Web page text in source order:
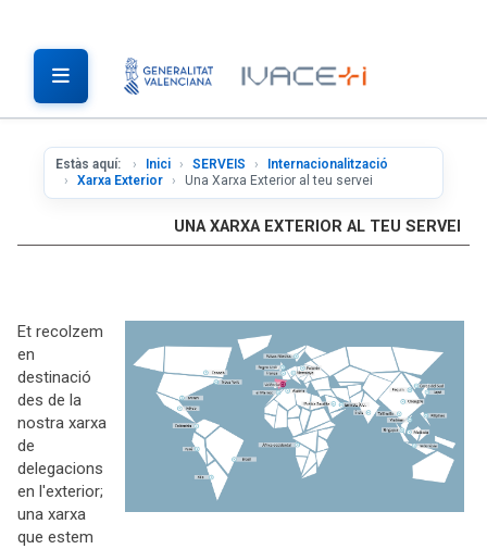
Estàs aquí: Inici SERVEIS
Internacionalització
Xarxa Exterior
Una Xarxa Exterior al teu servei
UNA XARXA EXTERIOR AL TEU SERVEI
Et recolzem
en
destinació
des de la
nostra xarxa
de
delegacions
en l'exterior;
una xarxa
que estem